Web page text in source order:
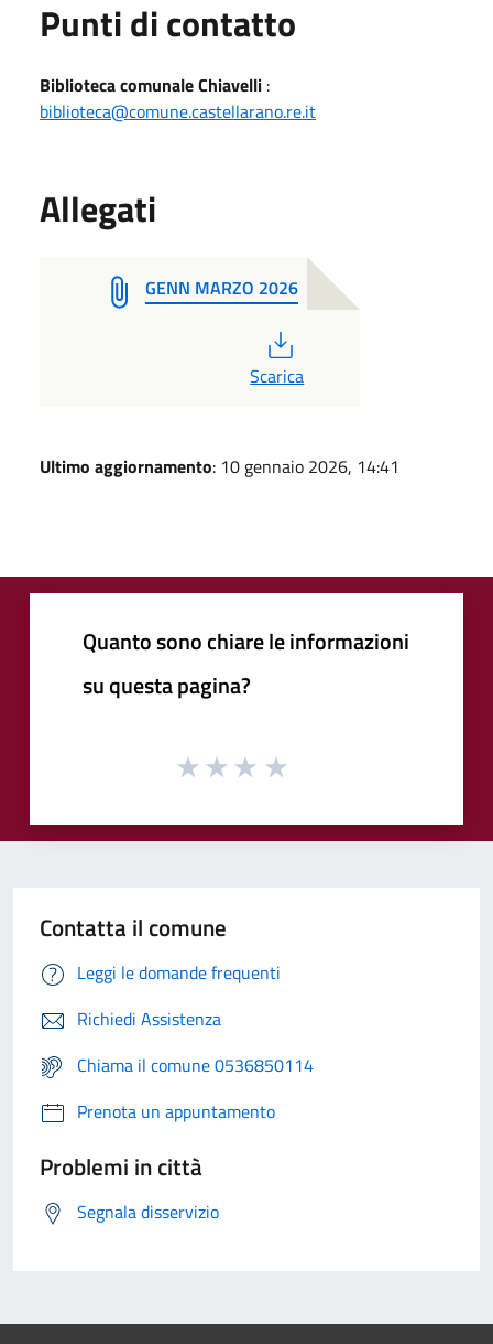
Punti di contatto
Biblioteca comunale Chiavelli :
biblioteca@comune.castellarano.re.it
Allegati
GENN MARZO 2026
Scarica
Ultimo aggiornamento: 10 gennaio 2026, 14:41
Quanto sono chiare le informazioni
su questa pagina?
Contatta il comune
Leggi le domande frequenti
Richiedi Assistenza
Chiama il comune 0536850114
Prenota un appuntamento
Problemi in città
Segnala disservizio